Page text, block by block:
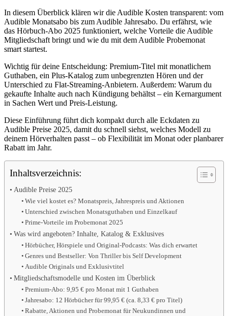
In diesem Überblick klären wir die Audible Kosten transparent: vom
Audible Monatsabo bis zum Audible Jahresabo. Du erfährst, wie
das Hörbuch-Abo 2025 funktioniert, welche Vorteile die Audible
Mitgliedschaft bringt und wie du mit dem Audible Probemonat
smart startest.
Wichtig für deine Entscheidung: Premium-Titel mit monatlichem
Guthaben, ein Plus-Katalog zum unbegrenzten Hören und der
Unterschied zu Flat-Streaming-Anbietern. Außerdem: Warum du
gekaufte Inhalte auch nach Kündigung behältst – ein Kernargument
in Sachen Wert und Preis-Leistung.
Diese Einführung führt dich kompakt durch alle Eckdaten zu
Audible Preise 2025, damit du schnell siehst, welches Modell zu
deinem Hörverhalten passt – ob Flexibilität im Monat oder planbarer
Rabatt im Jahr.
Inhaltsverzeichnis:
Audible Preise 2025
Wie viel kostet es? Monatspreis, Jahrespreis und Aktionen
Unterschied zwischen Monatsguthaben und Einzelkauf
Prime-Vorteile im Probemonat 2025
Was wird angeboten? Inhalte, Katalog & Exklusives
Hörbücher, Hörspiele und Original-Podcasts: Was dich erwartet
Genres und Bestseller: Von Thriller bis Self Development
Audible Originals und Exklusivtitel
Mitgliedschaftsmodelle und Kosten im Überblick
Premium-Abo: 9,95 € pro Monat mit 1 Guthaben
Jahresabo: 12 Hörbücher für 99,95 € (ca. 8,33 € pro Titel)
Rabatte, Aktionen und Probemonat für Neukundinnen und